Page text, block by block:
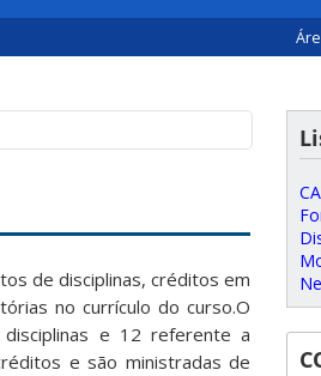
de disciplinas, créditos em
no currículo do curso.O
e 12 referente a
e são ministradas de